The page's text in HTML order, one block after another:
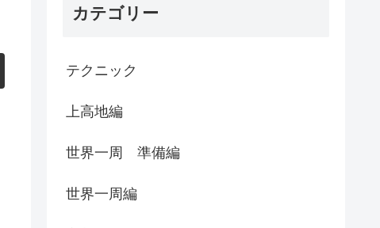
カテゴリー
テクニック
上高地編
世界一周 準備編
世界一周編